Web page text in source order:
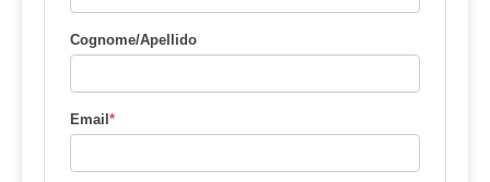
Cognome/Apellido
Email *